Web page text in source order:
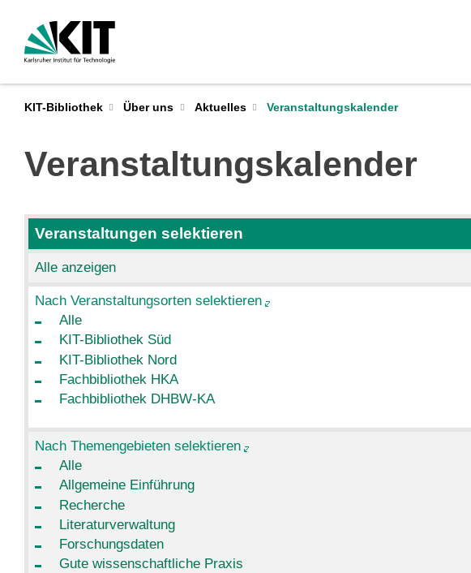
KIT-Bibliothek Über uns Aktuelles Veranstaltungskalender
Veranstaltungskalender
Veranstaltungen selektieren
Alle anzeigen
Nach Veranstaltungsorten selektieren
Alle
KIT-Bibliothek Süd
KIT-Bibliothek Nord
Fachbibliothek HKA
Fachbibliothek DHBW-KA
Nach Themengebieten selektieren
Alle
Allgemeine Einführung
Recherche
Literaturverwaltung
Forschungsdaten
Gute wissenschaftliche Praxis